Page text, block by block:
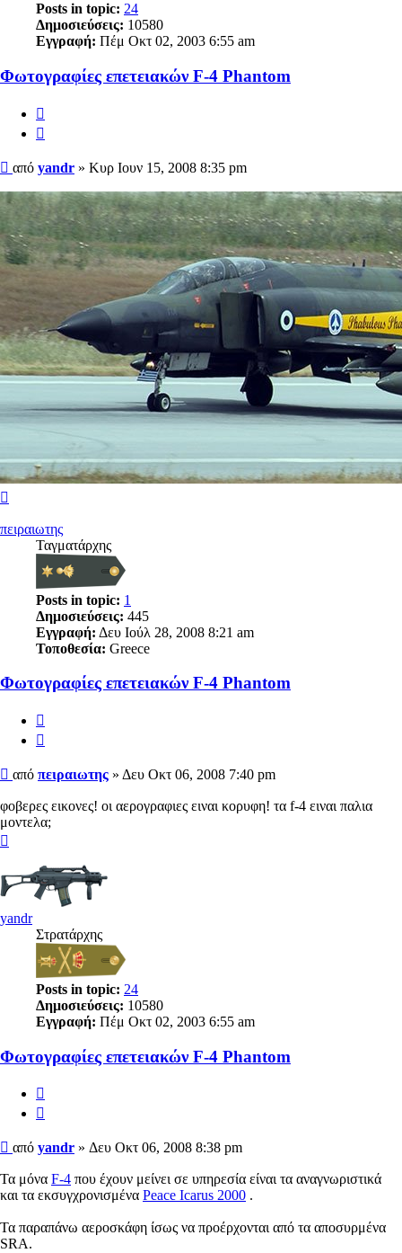
Posts in topic: 24
Δημοσιεύσεις: 10580
Εγγραφή: Πέμ Οκτ 02, 2003 6:55 am
Φωτογραφίες επετειακών F-4 Phantom
Δημοσίευση
από yandr » Κυρ Ιουν 15, 2008 8:35 pm
πειραιωτης
Ταγματάρχης
Posts in topic: 1
Δημοσιεύσεις: 445
Εγγραφή: Δευ Ιούλ 28, 2008 8:21 am
Τοποθεσία: Greece
Φωτογραφίες επετειακών F-4 Phantom
Δημοσίευση
από πειραιωτης » Δευ Οκτ 06, 2008 7:40 pm
φοβερες εικονες! οι αερογραφιες ειναι κορυφη! τα f-4 ειναι παλια
μοντελα;
yandr
Στρατάρχης
Posts in topic: 24
Δημοσιεύσεις: 10580
Εγγραφή: Πέμ Οκτ 02, 2003 6:55 am
Φωτογραφίες επετειακών F-4 Phantom
Δημοσίευση
από yandr » Δευ Οκτ 06, 2008 8:38 pm
Τα μόνα F-4 που έχουν μείνει σε υπηρεσία είναι τα αναγνωριστικά
και τα εκσυγχρονισμένα Peace Icarus 2000 .
Τα παραπάνω αεροσκάφη ίσως να προέρχονται από τα αποσυρμένα
SRA.